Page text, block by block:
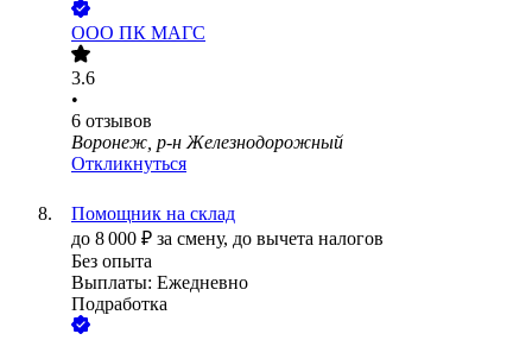
ООО ПК МАГС
3.6
•
6 отзывов
Воронеж, р-н Железнодорожный
Откликнуться
Помощник на склад
до 8 000 ₽ за смену, до вычета налогов
Без опыта
Выплаты: Ежедневно
Подработка